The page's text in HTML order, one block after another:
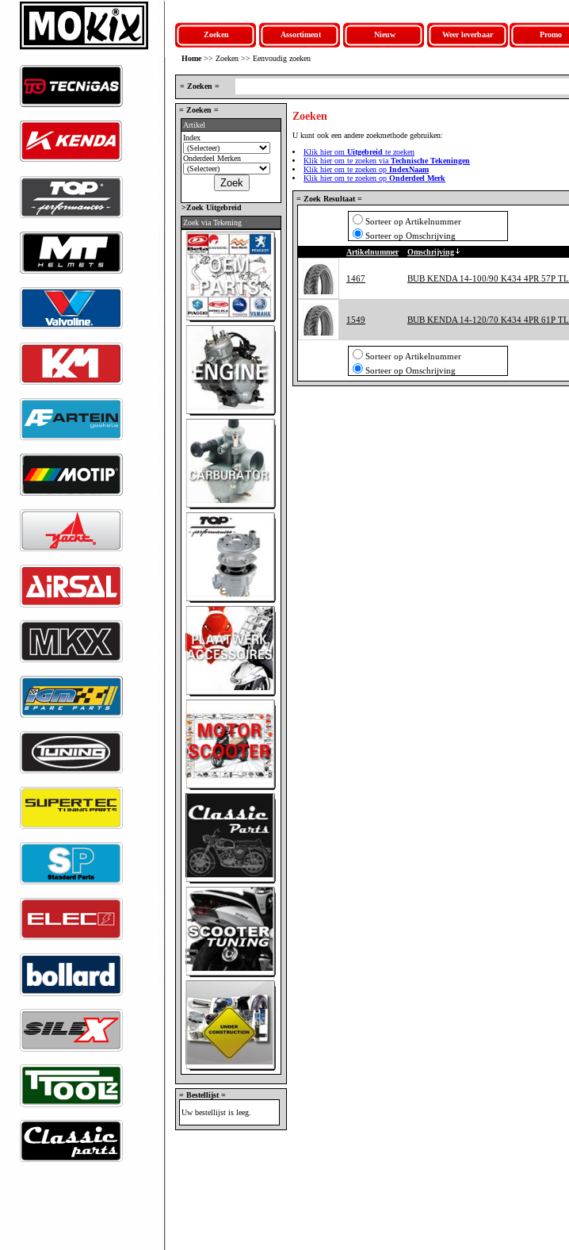
Zoeken Assortiment Nieuw Weer leverbaar Promo
Home>> Zoeken >> Eenvoudig zoeken
= Zoeken =
= Zoeken =
Artikel
Index
Onderdeel Merken
>Zoek Uitgebreid
Zoek via Tekening
= Bestellijst =
Uw bestellijst is leeg.
Zoeken
U kunt ook een andere zoekmethode gebruiken:
Klik hier om Uitgebreid te zoeken
Klik hier om te zoeken viaTechnische Tekeningen
Klik hier om te zoeken op IndexNaam
Klik hier om te zoeken op Onderdeel Merk
= Zoek Resultaat =
Sorteer op Artikelnummer
Sorteer op Omschrijving
Artikelnummer Omschrijving
1467 BUB KENDA 14-100/90 K434 4PR 57P TL
1549 BUB KENDA 14-120/70 K434 4PR 61P TL
Sorteer op Artikelnummer
Sorteer op Omschrijving